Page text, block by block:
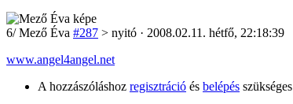
6/Mező Éva #287 > nyitó · 2008.02.11. hétfő, 22:18:39
www.angel4angel.net
A hozzászóláshoz regisztráció és belépés szükséges